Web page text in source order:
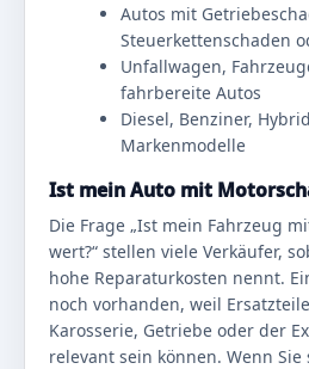
Autos mit
Steuerkettenschaden
Unfallwagen,
fahrbereite Autos
Diesel, Benziner,
Markenmodelle
Ist mein Auto mit
Die Frage „Ist mein Fahrzeug
wert?“ stellen viele Verkäufer,
hohe Reparaturkosten nennt.
noch vorhanden, weil
Karosserie, Getriebe oder der
relevant sein können. Wenn Sie